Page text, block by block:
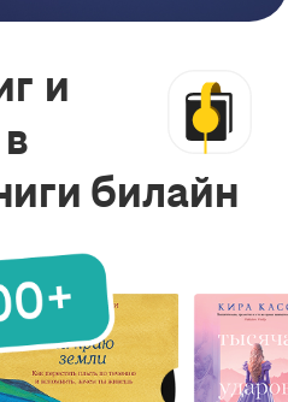
и
билайн